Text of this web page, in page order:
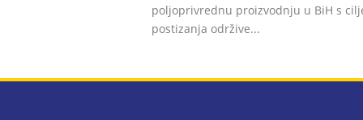
poljoprivrednu proizvodnju u BiH s
postizanja održive...